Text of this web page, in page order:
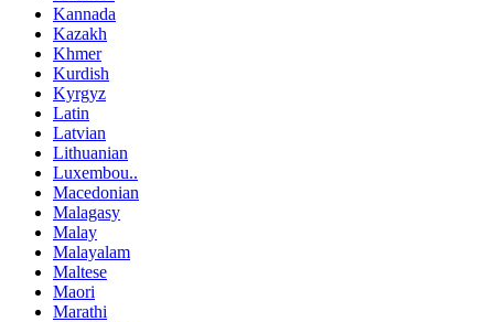
Kannada
Kazakh
Khmer
Kurdish
Kyrgyz
Latin
Latvian
Lithuanian
Luxembou..
Macedonian
Malagasy
Malay
Malayalam
Maltese
Maori
Marathi